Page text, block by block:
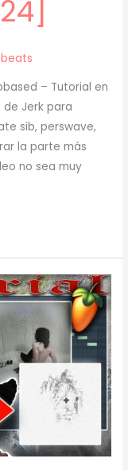
– Tutorial en
de Jerk para
sib, perswave,
la parte más
no sea muy